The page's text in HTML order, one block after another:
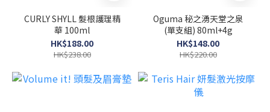
CURLY SHYLL 髮根護理精
華 100ml
HK$188.00
HK$238.00
Oguma 秘之湧天堂之泉
(單支組) 80ml+4g
HK$148.00
HK$220.00